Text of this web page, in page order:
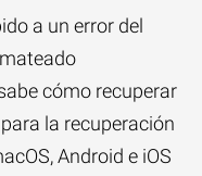
a un error del
cómo recuperar
la recuperación
Android e iOS